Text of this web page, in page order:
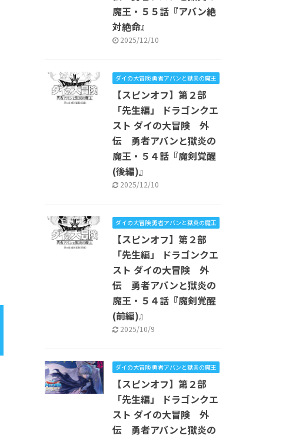
魔王・５５話『アバン絶
対絶命』
2025/12/10
ダイの大冒険 勇者アバンと獄炎の魔王
【スピンオフ】第２部
「先生編」 ドラゴンクエ
スト ダイの大冒険 外
伝 勇者アバンと獄炎の
魔王・５４話『魔剣覚醒
(後編)』
2025/12/10
ダイの大冒険 勇者アバンと獄炎の魔王
【スピンオフ】第２部
「先生編」 ドラゴンクエ
スト ダイの大冒険 外
伝 勇者アバンと獄炎の
魔王・５４話『魔剣覚醒
(前編)』
2025/10/9
ダイの大冒険 勇者アバンと獄炎の魔王
【スピンオフ】第２部
「先生編」 ドラゴンクエ
スト ダイの大冒険 外
伝 勇者アバンと獄炎の